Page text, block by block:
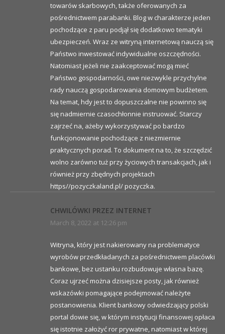
towarów skarbowych, także oferowanych za
pośrednictwem parabanki. Blog w charakterze jeden
pochodzące z paru podjął się dodatkowo tematyki
ubezpieczeń. Wraz ze witryną internetową nauczą się
Państwo inwestować indywidualne oszczędności.
Natomiast jeżeli nie zaakceptować mogą mieć
Państwo gospodarności, owe niezwykle przychylne
rady nauczą gospodarowania domowym budżetem.
Na temat, hdy jest to dopuszczalne nie powinno się
się nadmiernie czasochłonnie instruować. Starczy
zajrzeć na, ażeby wykorzystywać po bardzo
funkcjonowanie pochodzące z niezmiernie
praktycznych porad. To dokument na to, że szczędzić
wolno zarówno tuż przy życiowych transakcjach, jak i
również przy zbędnych projektach
https//pozyczkaland.pl/ pozyczka.
CHWILÓWKI PRZEZ INTERNET
March 8, 2022 at 12:26 pm
Witryna, który jest nakierowany na problematyce
wyrobów przedkładanych za pośrednictwem placówki
bankowe, bez ustanku rozbudowuje własna bazę.
Coraz ujrzeć można dzisiejsze posty, jak również
wskazówki pomagające podejmować należyte
postanowienia. Klient bankowy odwiedzający polski
portal dowie się, w którym instytucji finansowej opłaca
się istotnie założyć ror prywatne, natomiast w której